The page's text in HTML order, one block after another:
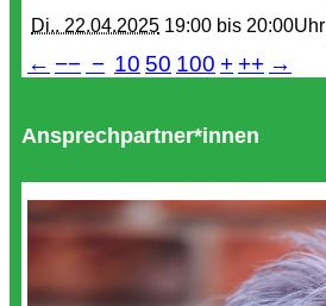
Di.. 22.04.2025 19:00 bis 20:00Uhr
← −− − 10 50 100 + ++ →
Ansprechpartner*innen